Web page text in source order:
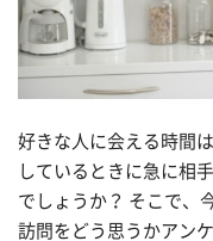
好きな人に会える時間
しているときに急に相
でしょうか？ そこで、
訪問をどう思うかアン